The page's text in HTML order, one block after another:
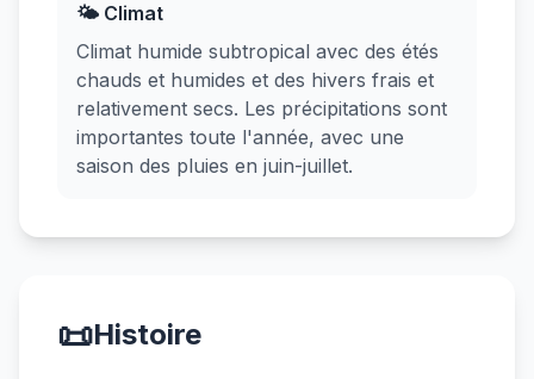
🌤️ Climat
Climat humide subtropical avec des étés
chauds et humides et des hivers frais et
relativement secs. Les précipitations sont
importantes toute l'année, avec une
saison des pluies en juin-juillet.
📜Histoire